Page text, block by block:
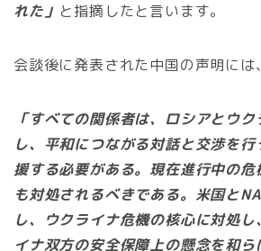
れた」 と指摘したと言います。
会談後に発表された中国の声明には、
「すべての関係者は、ロシアとウ
し、平和につながる対話と交渉を
援する必要がある。現在進行中の
も対処されるべきである。米国と
し、ウクライナ危機の核心に対処
イナ双方の安全保障上の懸念を和ら